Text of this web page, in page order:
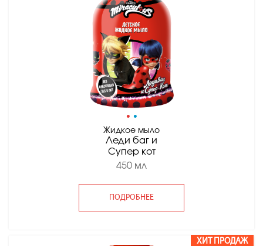
• •
Жидкое мыло
Леди баг и
Супер кот
450 мл
ПОДРОБНЕЕ
ХИТ ПРОДАЖ